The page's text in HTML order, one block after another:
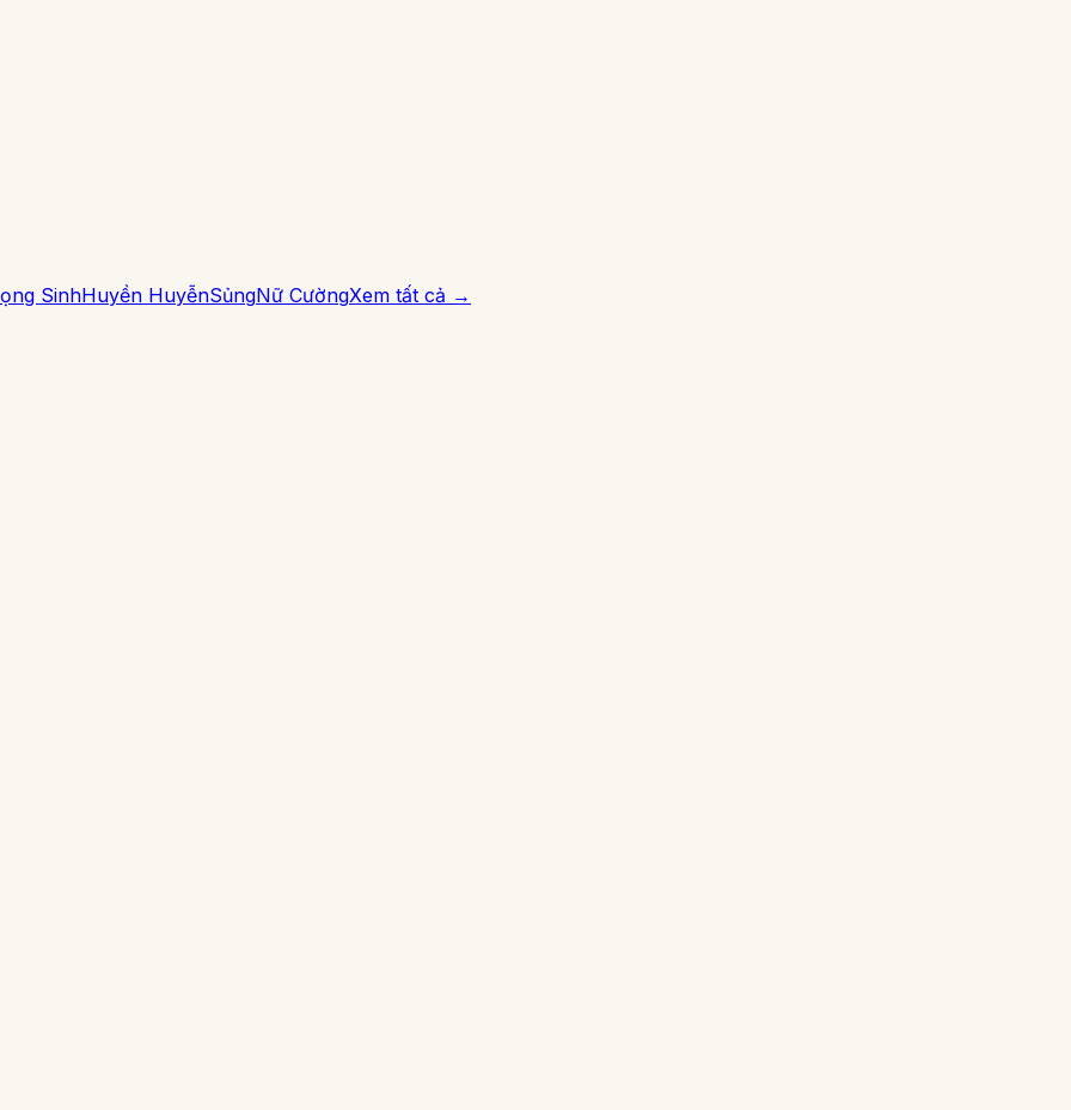
SinhHuyền HuyễnSủngNữ CườngXem tất cả →